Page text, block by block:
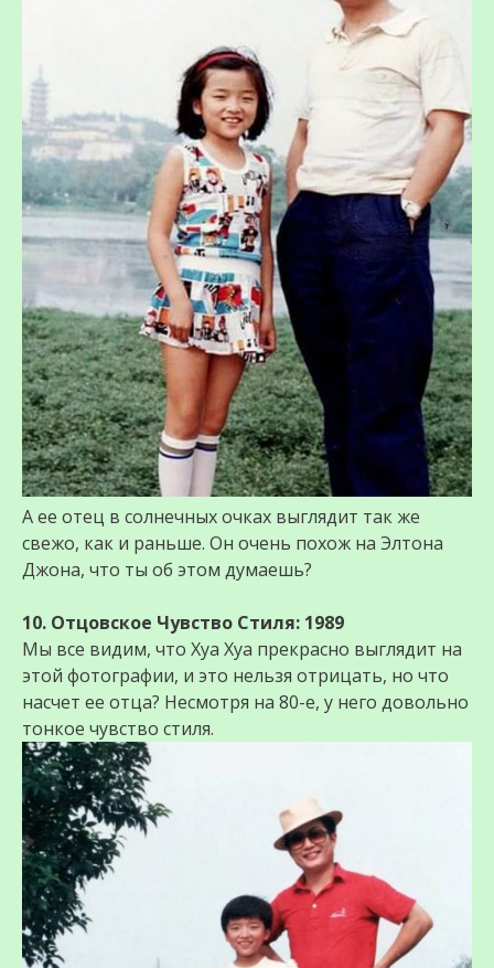
А ее отец в солнечных очках выглядит так же
свежо, как и раньше. Он очень похож на Элтона
Джона, что ты об этом думаешь?
10. Отцовское Чувство Стиля: 1989
Мы все видим, что Хуа Хуа прекрасно выглядит на
этой фотографии, и это нельзя отрицать, но что
насчет ее отца? Несмотря на 80-е, у него довольно
тонкое чувство стиля.